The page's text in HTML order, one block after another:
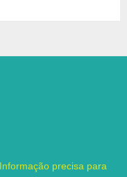
precisa para